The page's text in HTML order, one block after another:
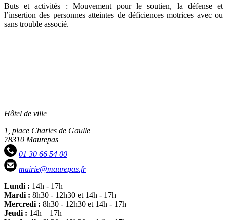
Buts et activités : Mouvement pour le soutien, la défense et
l’insertion des personnes atteintes de déficiences motrices avec ou
sans trouble associé.
Hôtel de ville
1, place Charles de Gaulle
78310 Maurepas
01 30 66 54 00
mairie@maurepas.fr
Lundi : 14h - 17h
Mardi : 8h30 - 12h30 et 14h - 17h
Mercredi : 8h30 - 12h30 et 14h - 17h
Jeudi : 14h – 17h